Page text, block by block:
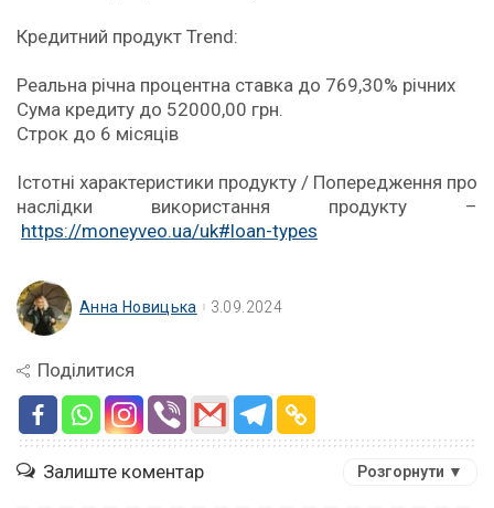
Кредитний продукт Trend:
Реальна річна процентна ставка до 769,30% річних
Сума кредиту до 52000,00 грн.
Строк до 6 місяців
Істотні характеристики продукту / Попередження про
наслідки використання продукту –
https://moneyveo.ua/uk#loan-types
Анна Новицька 3.09.2024
Поділитися
Залиште коментар Розгорнути ▼